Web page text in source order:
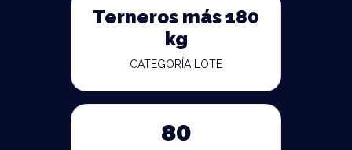
Terneros más 180
kg
CATEGORÍA LOTE
80